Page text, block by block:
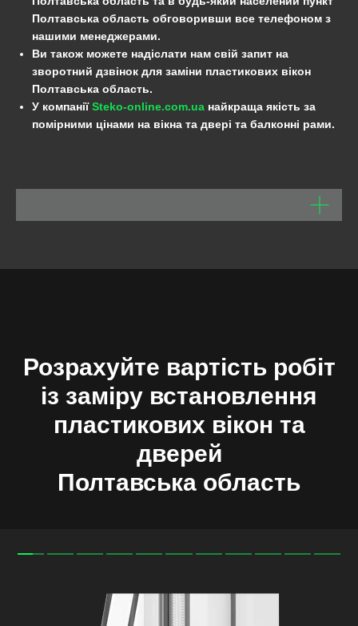
Полтавська область обговоривши все телефоном з
нашими менеджерами.
Ви також можете надіслати нам свій запит на
зворотний дзвінок для заміни пластикових вікон
Полтавська область.
У компаніїSteko-online.com.ua найкраща якість за
помірними цінами на вікна та двері та балконні рами.
Розрахуйте вартість робіт
із заміру встановлення
пластикових вікон та
дверей
Полтавська область